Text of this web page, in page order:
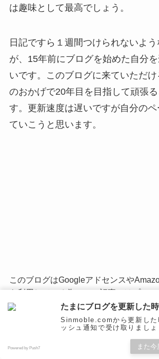
は趣味として最高でしょう。
日記ですら１週間つけられないよ
が、15年前にブログを始めた自分
いです。このブログに来ていただ
のおかげで20年目を目指して頑張
す。更新速度は遅いですが自分の
ていこうと思います。
このブログはGoogleアドセンスや
を利用している為、この記事にはプロモ
場合があります。
PC関連 インタ
たまにブログを更新した
Sinmoble.comから更新した
ッシュ通知で受け取りましょ
Powered by Push7 また今